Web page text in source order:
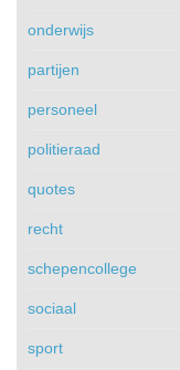
onderwijs
partijen
personeel
politieraad
quotes
recht
schepencollege
sociaal
sport